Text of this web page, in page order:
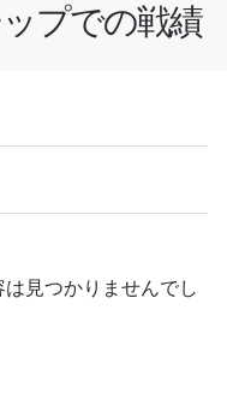
プでの戦績
見つかりませんでし
づく情報の収集、
になります。お客
ことができます。